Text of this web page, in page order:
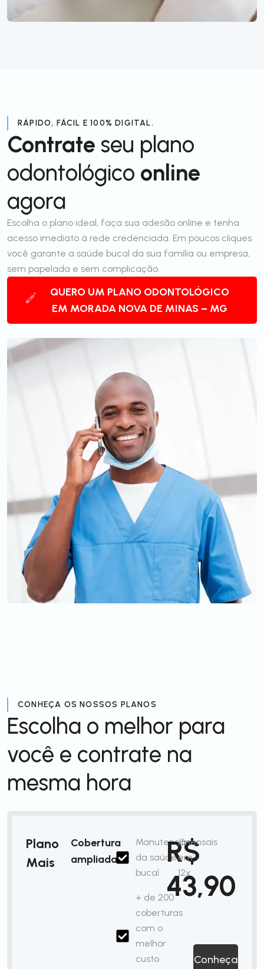
RÁPIDO, FÁCIL E 100% DIGITAL.
Contrate seu plano
odontológico online
agora
Escolha o plano ideal, faça sua adesão online e tenha
acesso imediato à rede credenciada. Em poucos cliques
você garante a saúde bucal da sua família ou empresa,
sem papelada e sem complicação.
QUERO UM PLANO ODONTOLÓGICO
EM MORADA NOVA DE MINAS – MG
CONHEÇA OS NOSSOS PLANOS
Escolha o melhor para
você e contrate na
mesma hora
Plano
Mais
Cobertura
ampliada
Manutenção
da saúde
bucal
+ de 200
coberturas
com o
melhor
custo
R$
43,90
/mensais
em
12x
Conheça